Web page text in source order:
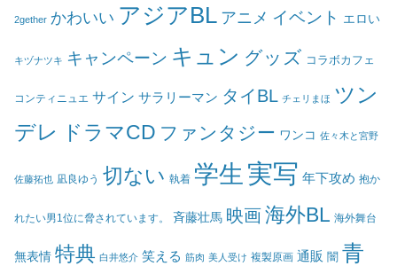
2gether かわいい アジアBL アニメ イベント エロい
キヅナツキ キャンペーン キュン グッズ コラボカフェ
コンティニュエ サイン サラリーマン タイBL チェリまほ ツン
デレ ドラマCD ファンタジー ワンコ 佐々木と宮野
佐藤拓也 凪良ゆう 切ない 執着 学生 実写 年下攻め 抱か
れたい男1位に脅されています。 斉藤壮馬 映画海外BL 海外舞台
無表情 特典 白井悠介 笑える 筋肉 美人受け 複製原画 通販 闇 青